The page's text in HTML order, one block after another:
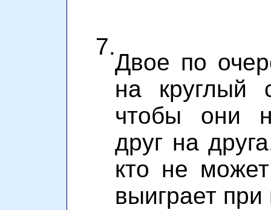
7.
Двое по
на круглый
чтобы они
друг на
кто не
выиграет